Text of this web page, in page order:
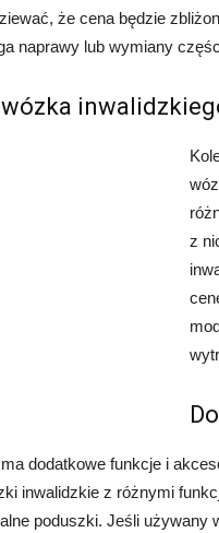
że cena będzie
naprawy lub wymiany
z
dodatkowe funkcje i
inwalidzkie z różnymi
poduszki. Jeśli używany